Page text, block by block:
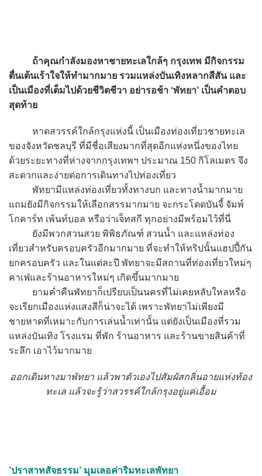
ถ้าคุณกำลังมองหาชายทะเลใกล้ๆ กรุงเทพ มีกิจกรรม
ตื่นเต้นเร้าใจให้ทำมากมาย รวมแหล่งบันเทิงหลากสีสัน และ
เป็นเมืองที่เต็มไปด้วยชีวิตชีวา อย่ารอช้า ‘พัทยา’ เป็นคำตอบ
สุดท้าย
หาดสวรรค์ใกล้กรุงแห่งนี้ เป็นเมืองท่องเที่ยวชายทะเล
ของจังหวัดชลบุรี ที่มีชื่อเสียงมากที่สุดอีกแห่งหนึ่งของไทย
ด้วยระยะทางที่ห่างจากกรุงเทพฯ ประมาณ 150 กิโลเมตร จึง
สะดวกและง่ายต่อการเดินทางไปท่องเที่ยว
พัทยามีแหล่งท่องเที่ยวทั้งทางบก และทางน้ำมากมาย
แถมยังมีกิจกรรมให้เลือกสรรมากมาย จะกระโดดบันจี้ จัมพ์
โกคาร์ท เพ้นท์บอล หรือว่าเจ็ทสกี ทุกอย่างมีพร้อมไว้ที่นี่
ยังมีพวกสวนสวย พิพิธภัณฑ์ สวนน้ำ และแหล่งท่อง
เที่ยวสำหรับครอบครัวอีกมากมาย ที่จะทำให้ทริปนั้นแฮปปี้กัน
ยกครอบครัว และในแต่ละปี พัทยาจะมีสถานที่ท่องเที่ยวใหม่ๆ
คาเฟ่และร้านอาหารใหม่ๆ เกิดขึ้นมากมาย
ยามค่ำคืนพัทยาก็เปรียบเป็นนครที่ไม่เคยหลับใหลหรือ
จะเรียกเมืองแห่งแสงสีก็น่าจะได้ เพราะพัทยาไม่เพียงมี
ชายหาดที่เหมาะกับการเล่นน้ำเท่านั้น แต่ยังเป็นเมืองที่รวม
แหล่งบันเทิง โรงแรม ที่พัก ร้านอาหาร และร้านขายสินค้าที่
ระลึก เอาไว้มากมาย
ออกเดินทางมาพัทยา แล้วพาตัวเองไปสัมผัสกลิ่นอายแห่งท้อง
ทะเล แล้วจะรู้ว่าสวรรค์ใกล้กรุงอยู่แค่เอื้อม
’ปราสาทสัจธรรม’ มุมเลอค่าริมทะเลพัทยา